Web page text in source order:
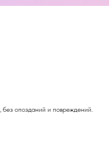
опозданий и повреждений.